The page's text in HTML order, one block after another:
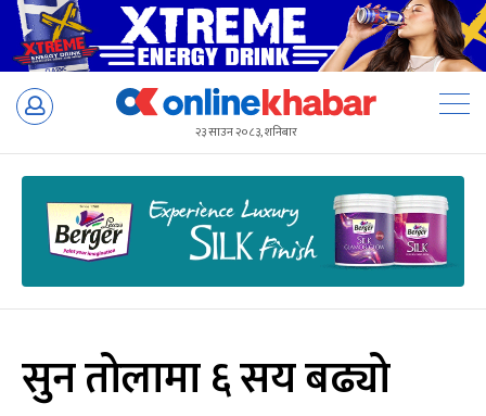
Skip
२३ साउन २०८३, शनिबार
सुन तोलामा ६ सय बढ्यो